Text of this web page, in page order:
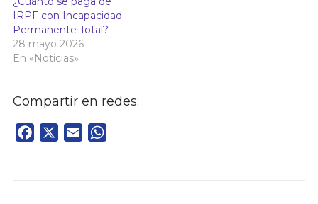
IRPF con Incapacidad
Permanente Total?
28 mayo 2026
En «Noticias»
Compartir en redes:
Facebook Email